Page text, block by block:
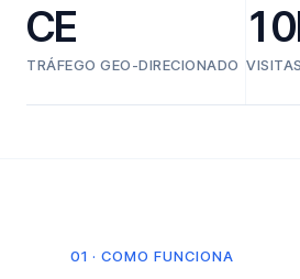
CE
TRÁFEGO GEO-DIRECIONADO
01 · COMO FUNCIONA